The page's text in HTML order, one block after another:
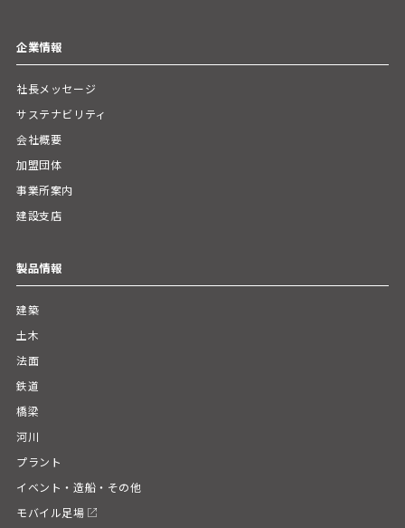
企業情報
社長メッセージ
サステナビリティ
会社概要
加盟団体
事業所案内
建設支店
製品情報
建築
土木
法面
鉄道
橋梁
河川
プラント
イベント・造船・その他
モバイル足場